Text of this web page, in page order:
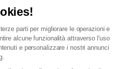
parti per migliorare le operazioni e
alcune funzionalità attraverso l'uso
e personalizzare i nostri annunci
vendita